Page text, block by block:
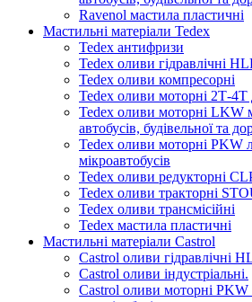
Ravenol мастила пластичні
Мастильні матеріали Tedex
Tedex антифризи
Tedex оливи гідравлічні
Tedex оливи компресорні
Tedex оливи моторні 2Т-4Т
Tedex оливи моторні LKW
автобусів, будівельної та
Tedex оливи моторні PKW
мікроавтобусів
Tedex оливи редукторні
Tedex оливи тракторні
Tedex оливи трансмісійні
Tedex мастила пластичні
Мастильні матеріали Castrol
Castrol оливи гідравлічні
Castrol оливи індустріальні.
Castrol оливи моторні PKW